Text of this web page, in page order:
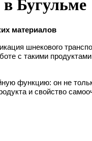
Бугульме
материалов
шнекового
с такими
функцию: он не
и свойство